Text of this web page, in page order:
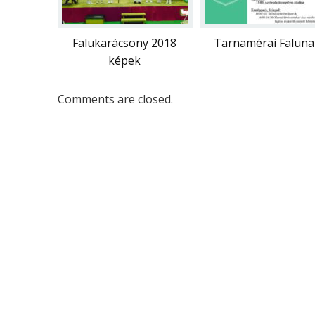
Falukarácsony 2018
képek
Tarnamérai
Comments are closed.